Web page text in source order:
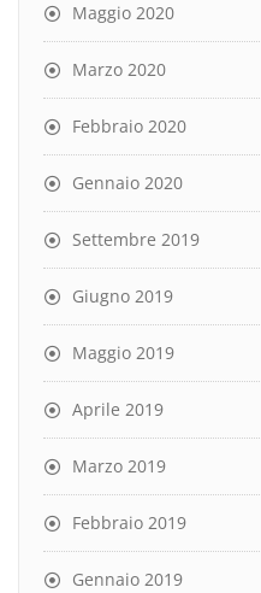
Maggio 2020
Marzo 2020
Febbraio 2020
Gennaio 2020
Settembre 2019
Giugno 2019
Maggio 2019
Aprile 2019
Marzo 2019
Febbraio 2019
Gennaio 2019